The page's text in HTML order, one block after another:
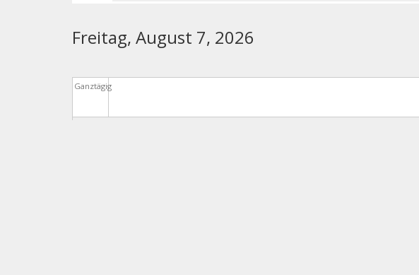
Freitag, August 7, 2026
Ganztägig